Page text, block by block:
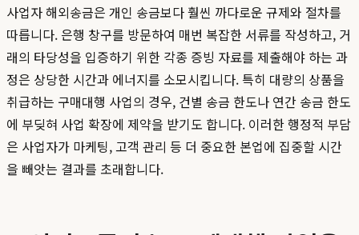
사업자 해외송금은 개인 송금보다 훨씬 까다로운 규제와 절차를
따릅니다. 은행 창구를 방문하여 매번 복잡한 서류를 작성하고, 거
래의 타당성을 입증하기 위한 각종 증빙 자료를 제출해야 하는 과
정은 상당한 시간과 에너지를 소모시킵니다. 특히 대량의 상품을
취급하는 구매대행 사업의 경우, 건별 송금 한도나 연간 송금 한도
에 부딪혀 사업 확장에 제약을 받기도 합니다. 이러한 행정적 부담
은 사업자가 마케팅, 고객 관리 등 더 중요한 본업에 집중할 시간
을 빼앗는 결과를 초래합니다.